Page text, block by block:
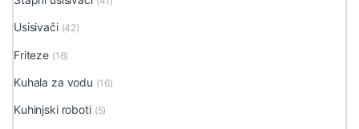
Usisivači (42)
Friteze (16)
Kuhala za vodu (16)
Kuhinjski roboti (5)